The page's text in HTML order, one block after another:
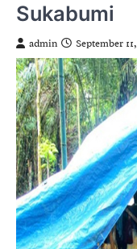
Sukabumi
admin September